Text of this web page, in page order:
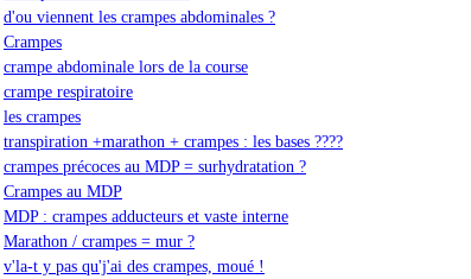
d'ou viennent les crampes abdominales ?
Crampes
crampe abdominale lors de la course
crampe respiratoire
les crampes
transpiration +marathon + crampes : les bases ????
crampes précoces au MDP = surhydratation ?
Crampes au MDP
MDP : crampes adducteurs et vaste interne
Marathon / crampes = mur ?
v'la-t y pas qu'j'ai des crampes, moué !